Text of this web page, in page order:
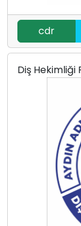
cdr
Diş Hekimliği